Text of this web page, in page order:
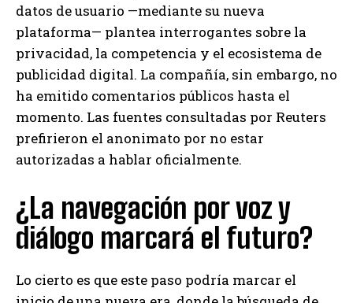
datos de usuario —mediante su nueva
plataforma— plantea interrogantes sobre la
privacidad, la competencia y el ecosistema de
publicidad digital. La compañía, sin embargo, no
ha emitido comentarios públicos hasta el
momento. Las fuentes consultadas por Reuters
prefirieron el anonimato por no estar
autorizadas a hablar oficialmente.
¿La navegación por voz y
diálogo marcará el futuro?
Lo cierto es que este paso podría marcar el